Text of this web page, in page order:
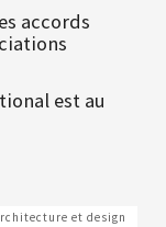
accords
est au
et design